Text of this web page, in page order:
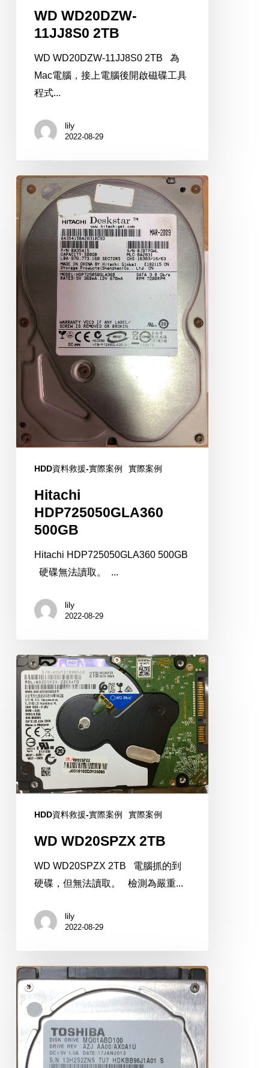
WD WD20DZW-
11JJ8S0 2TB
WD WD20DZW-11JJ8S0 2TB 為
Mac電腦，接上電腦後開啟磁碟工具
程式...
lily
2022-08-29
Hitachi
HDP725050GLA360
500GB
HDD資料救援-實際案例 實際案例
Hitachi
HDP725050GLA360
500GB
Hitachi HDP725050GLA360 500GB
硬碟無法讀取。 ...
lily
2022-08-29
WD
WD20SPZX
2TB
HDD資料救援-實際案例 實際案例
WD WD20SPZX 2TB
WD WD20SPZX 2TB 電腦抓的到
硬碟，但無法讀取。 檢測為嚴重...
lily
2022-08-29
Toshiba
MQ01ABD100
1TB